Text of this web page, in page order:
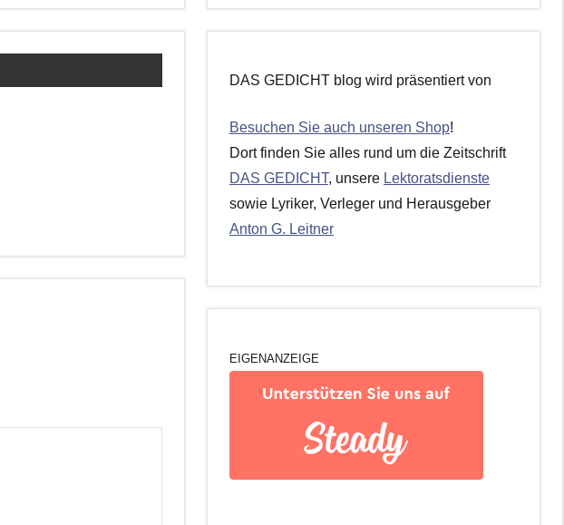
DAS GEDICHT blog wird präsentiert von
Besuchen Sie auch unseren Shop!
Dort finden Sie alles rund um die Zeitschrift
DAS GEDICHT, unsere Lektoratsdienste
sowie Lyriker, Verleger und Herausgeber
Anton G. Leitner
EIGENANZEIGE